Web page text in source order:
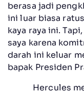
berasa jadi
ini luar biasa
kaya raya ini.
saya karena
darah ini keluar
bapak Presiden
Hercules